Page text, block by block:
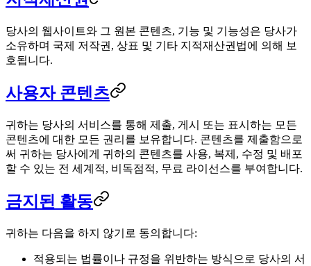
당사의 웹사이트와 그 원본 콘텐츠, 기능 및 기능성은 당사가
소유하며 국제 저작권, 상표 및 기타 지적재산권법에 의해 보
호됩니다.
사용자 콘텐츠
귀하는 당사의 서비스를 통해 제출, 게시 또는 표시하는 모든
콘텐츠에 대한 모든 권리를 보유합니다. 콘텐츠를 제출함으로
써 귀하는 당사에게 귀하의 콘텐츠를 사용, 복제, 수정 및 배포
할 수 있는 전 세계적, 비독점적, 무료 라이선스를 부여합니다.
금지된 활동
귀하는 다음을 하지 않기로 동의합니다:
적용되는 법률이나 규정을 위반하는 방식으로 당사의 서